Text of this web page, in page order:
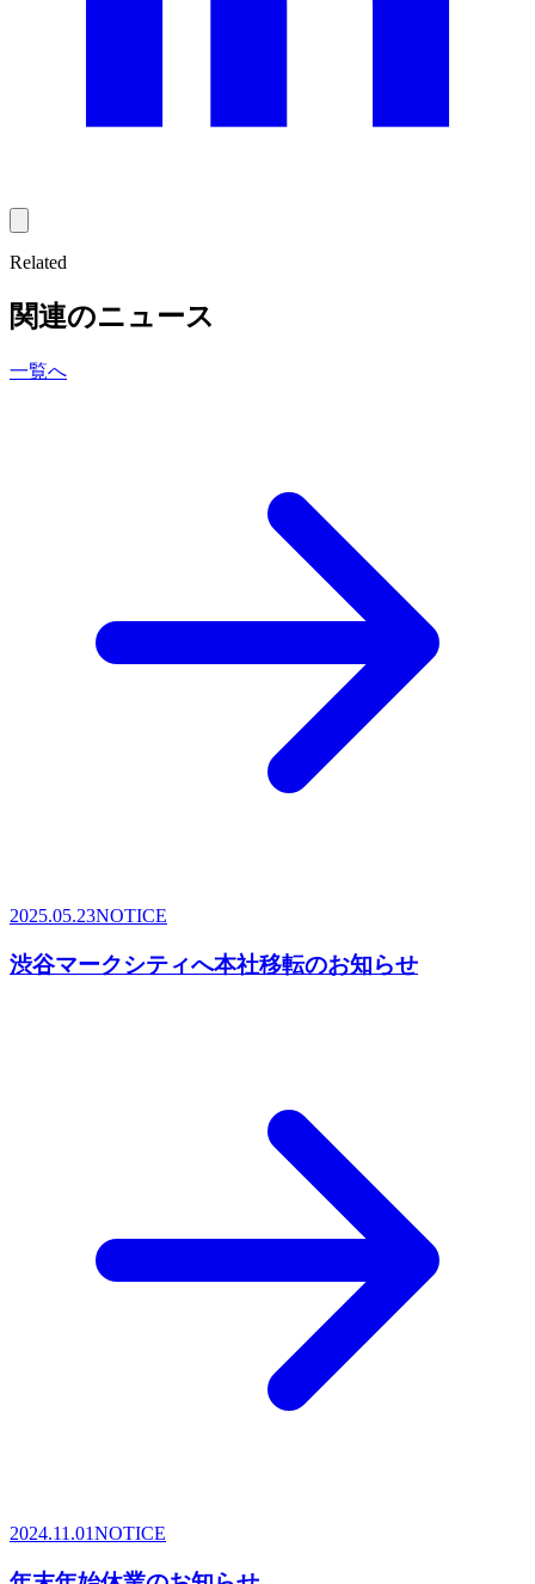
Related
関連のニュース
一覧へ
2025.05.23NOTICE
渋谷マークシティへ本社移転のお知らせ
2024.11.01NOTICE